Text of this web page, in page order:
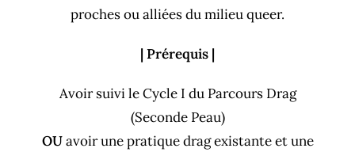
proches ou alliées du milieu queer.
| Prérequis |
Avoir suivi le Cycle I du Parcours Drag
(Seconde Peau)
OUavoir une pratique drag existante et une